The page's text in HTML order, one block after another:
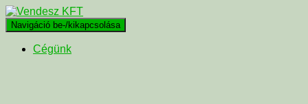
Navigáció be-/kikapcsolása
Cégünk